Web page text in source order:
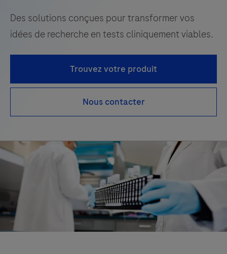
Des solutions conçues pour transformer vos
idées de recherche en tests cliniquement viables.
Trouvez votre produit
Nous contacter